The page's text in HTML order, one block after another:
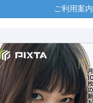
ご利用案内